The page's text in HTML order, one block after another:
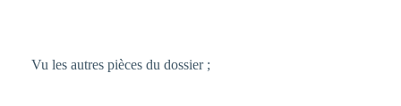
Vu les autres pièces du dossier ;